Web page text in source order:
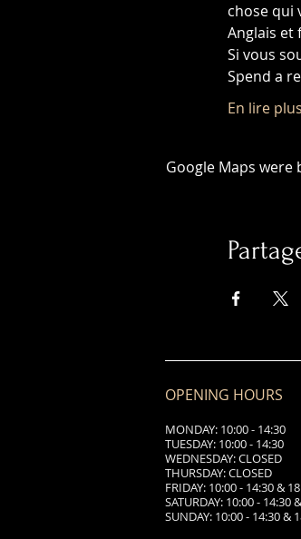
chose qui
Anglais et
Si vous
Spend a
En lire
Google Maps
OPENING HOURS
MONDAY: 10:00 - 14:30
TUESDAY: 10:00 - 14:30
WEDNESDAY: CLOSED
THURSDAY: CLOSED
FRIDAY: 10:00 - 14:30 &
SATURDAY: 10:00 - 14:30
SUNDAY: 10:00 - 14:30 &